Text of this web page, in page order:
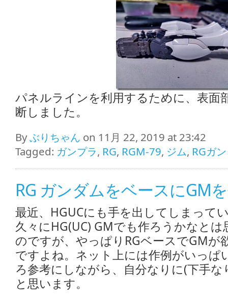
パネルラインを利用するために、表面
断しました。
Byぶりちゃん on 11月 22, 2019 at 23:42
Tagged: ガンプラ, RG, RGM-79, ジム, RGガ
RG ガンダムをベースにGM
最近、HGUCにも手を出してしまって
久々にHG(UC) GMでも作ろうかなと
のですが、やっぱりRGベースでGMが
ですよね。ネット上には作例がいっぱ
ろ参考にしながら、自分なりに(下手
と思います。